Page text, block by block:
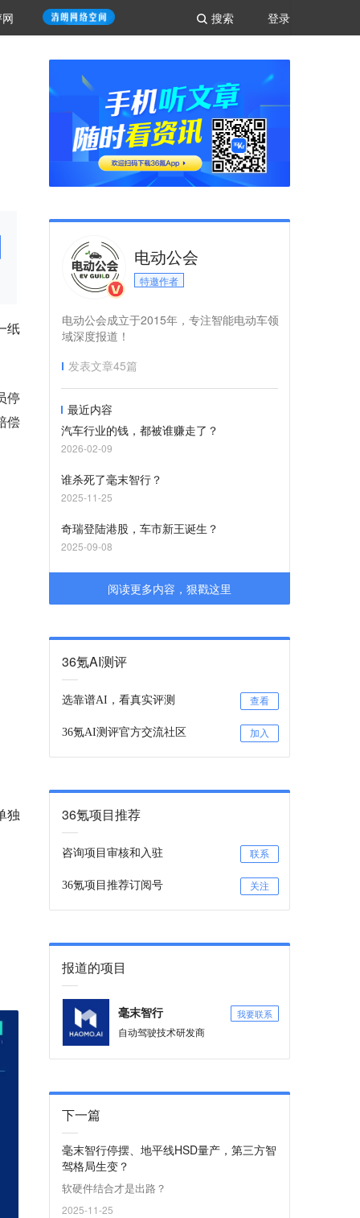
登录
搜索
纸
停
偿
独
电动公会
特邀作者
电动公会成立于2015年，专注智能电动车领
域深度报道！
发表文章45篇
最近内容
汽车行业的钱，都被谁赚走了？
2026-02-09
谁杀死了毫末智行？
2025-11-25
奇瑞登陆港股，车市新王诞生？
2025-09-08
阅读更多内容，狠戳这里
36氪AI测评
选靠谱AI，看真实评测 查看
36氪AI测评官方交流社区 加入
36氪项目推荐
咨询项目审核和入驻 联系
36氪项目推荐订阅号 关注
报道的项目
毫末智行 我要联系
自动驾驶技术研发商
下一篇
毫末智行停摆、地平线HSD量产，第三方智
驾格局生变？
软硬件结合才是出路？
2025-11-25